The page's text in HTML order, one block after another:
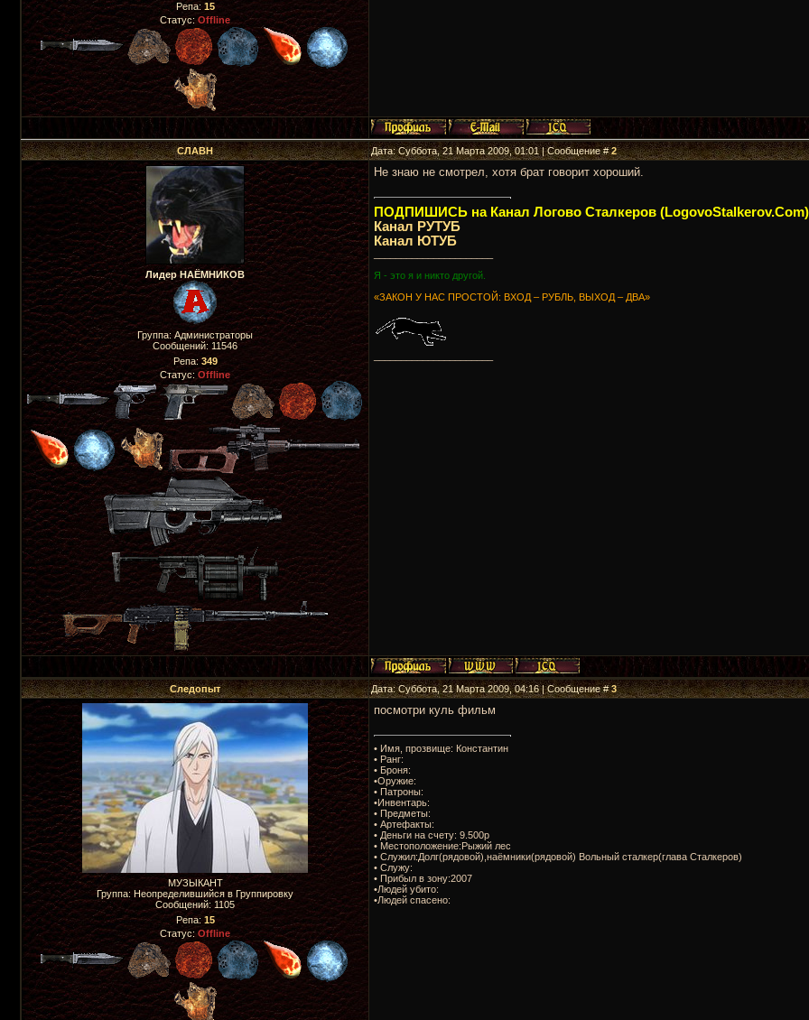
Репа: 15
Статус: Offline
СЛАВН Дата: Суббота, 21 Марта 2009, 01:01 | Сообщение #2
Лидер НАЁМНИКОВ
Группа: Администраторы
Сообщений: 11546
Репа: 349
Статус: Offline
Не знаю не смотрел, хотя брат говорит хороший.
ПОДПИШИСЬ на Канал Логово Сталкеров
Канал РУТУБ
Канал ЮТУБ
Я - это я и никто другой.
«ЗАКОН У НАС ПРОСТОЙ: ВХОД – РУБЛЬ, ВЫХОД – ДВА»
Следопыт Дата: Суббота, 21 Марта 2009, 04:16 | Сообщение #3
МУЗЫКАНТ
Группа: Неопределившийся в Группировку
Сообщений: 1105
Репа: 15
Статус: Offline
посмотри куль фильм
• Имя, прозвище: Константин
• Ранг:
• Броня:
•Оружие:
• Патроны:
•Инвентарь:
• Предметы:
• Артефакты:
• Деньги на счету: 9.500р
• Местоположение:Рыжий лес
• Служил:Долг(рядовой),наёмники(рядовой) Вольный сталкер(глава Сталкеров)
• Служу:
• Прибыл в зону:2007
•Людей убито:
•Людей спасено: